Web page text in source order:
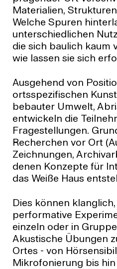
Materialien,
Welche Spuren
unterschiedlichen
die sich baulich kaum
wie lassen sie sich
Ausgehend von
ortsspezifischen
bebauter Umwelt,
entwickeln die
Fragestellungen.
Recherchen vor Ort
Zeichnungen,
denen Konzepte für
das Weiße Haus
Dies können
performative
einzeln oder in
Akustische Übungen
Ortes - von
Mikrofonierung bis